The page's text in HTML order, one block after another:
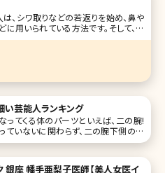
、シワ取りなどの若返りを始め、鼻や
に用いられている方法です。そして、若
、ボツリヌス治療（ボトックス）もよく
アルロン酸注入やボツリヌス治療はそ
を持ち、それぞれに若返りのシワ取り
い芸能人ランキング
てくる体のパーツといえば、二の腕!
ていないに関わらず、二の腕下側のお
たり、見た目的にもなんだか逞しくな
のそれは、女を感じるポイントでもあ
美人女医イ